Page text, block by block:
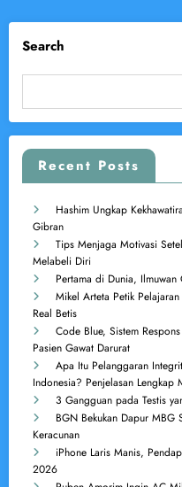
Search
Recent Posts
Hashim Ungkap
Gibran
Tips Menjaga Motivasi
Melabeli Diri
Pertama di Dunia,
Mikel Arteta Petik
Real Betis
Code Blue, Sistem
Pasien Gawat Darurat
Apa Itu Pelanggaran
Indonesia? Penjelasan Lengkap
3 Gangguan pada Testis
BGN Bekukan Dapur MBG
Keracunan
iPhone Laris Manis,
2026